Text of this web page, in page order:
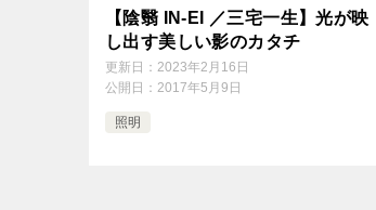
【陰翳 IN-EI ／三宅一生】光が映
し出す美しい影のカタチ
更新日： 2023年2月16日
公開日： 2017年5月9日
照明